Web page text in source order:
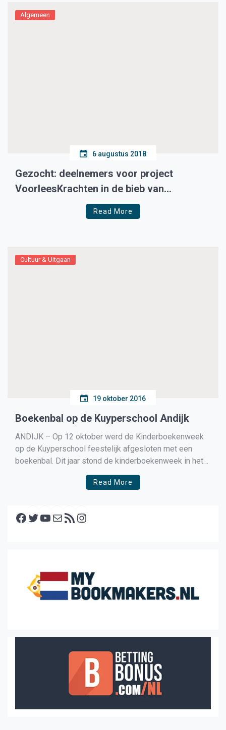
Algemeen
6 augustus 2018
Gezocht: deelnemers voor project
VoorleesKrachten in de bieb van
Read More
Cultuur & Uitgaan
19 oktober 2016
Boekenbal op de Kuyperschool Andijk
ANDIJK – Op 12 oktober werd de Kinderboekenweek
op de Kuyperschool feestelijk afgesloten met een
boekenbal. Dit jaar stond de kinderboekenweek in het
teken van opa’s en oma’s ‘voor altijd jong’.
Read More
Facebook Twitter YouTube E-mail RSS feed